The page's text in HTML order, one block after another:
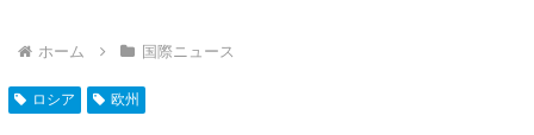
ホーム 国際ニュース
ロシア 欧州